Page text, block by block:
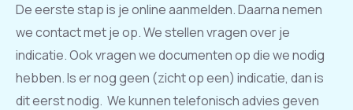
De eerste stap is je online aanmelden. Daarna nemen
we contact met je op. We stellen vragen over je
indicatie. Ook vragen we documenten op die we nodig
hebben. Is er nog geen (zicht op een) indicatie, dan is
dit eerst nodig. We kunnen telefonisch advies geven